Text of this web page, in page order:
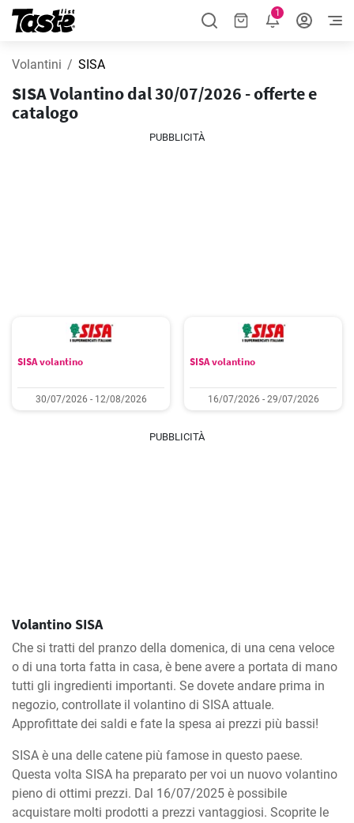
1
Volantini SISA
SISA Volantino dal 30/07/2026 - offerte e
catalogo
PUBBLICITÀ
SISA volantino
30/07/2026 - 12/08/2026
SISA volantino
16/07/2026 - 29/07/2026
PUBBLICITÀ
Volantino SISA
Che si tratti del pranzo della domenica, di una cena veloce
o di una torta fatta in casa, è bene avere a portata di mano
tutti gli ingredienti importanti. Se dovete andare prima in
negozio, controllate il volantino di SISA attuale.
Approfittate dei saldi e fate la spesa ai prezzi più bassi!
SISA è una delle catene più famose in questo paese.
Questa volta SISA ha preparato per voi un nuovo volantino
pieno di ottimi prezzi. Dal 16/07/2025 è possibile
acquistare molti prodotti a prezzi vantaggiosi. Scoprite le